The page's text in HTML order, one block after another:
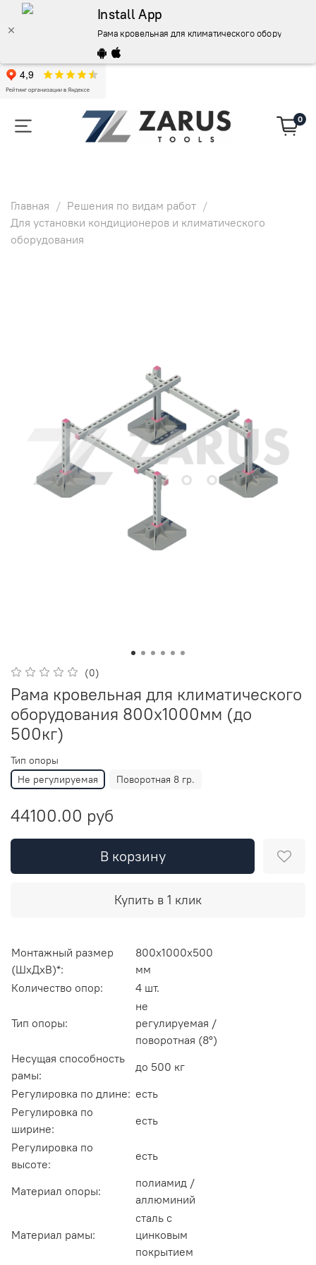
Install App
Рама кровельная для климатического
0
Главная
Решения по видам работ
Для установки кондиционеров и климатического
оборудования
(0)
Рама кровельная для климатического
оборудования 800х1000мм (до
500кг)
Тип опоры
Не регулируемая
Поворотная 8 гр.
44100.00 руб
В корзину
Купить в 1 клик
Монтажный размер
(ШхДхВ)*:
800х1000х500
мм
Количество опор:
4 шт.
Тип опоры:
не
регулируемая /
поворотная (8°)
Несущая способность
рамы:
до 500 кг
Регулировка по длине: есть
Регулировка по
ширине:
есть
Регулировка по
высоте:
есть
Материал опоры:
полиамид /
аллюминий
Материал рамы:
сталь с
цинковым
покрытием